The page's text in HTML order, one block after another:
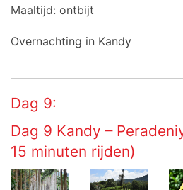
Maaltijd: ontbijt
Overnachting in Kandy
Dag 9:
Dag 9 Kandy –
15 minuten rijden)